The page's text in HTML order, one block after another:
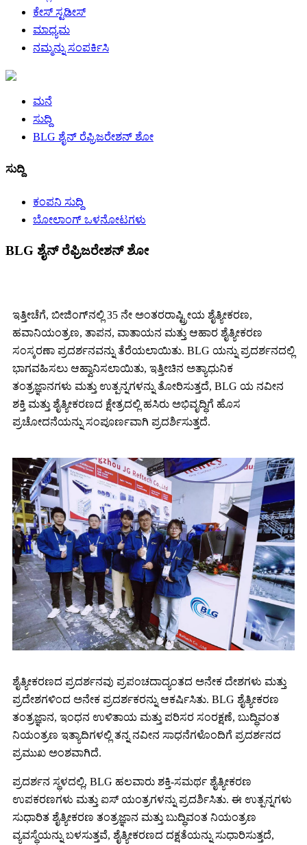
ಕೇಸ್ ಸ್ಟಡೀಸ್
ಮಾಧ್ಯಮ
ನಮ್ಮನ್ನು ಸಂಪರ್ಕಿಸಿ
ಮನೆ
ಸುದ್ದಿ
BLG ಶೈನ್ ರೆಫ್ರಿಜರೇಶನ್ ಶೋ
ಸುದ್ದಿ
ಕಂಪನಿ ಸುದ್ದಿ
ಬೋಲಾಂಗ್ ಒಳನೋಟಗಳು
BLG ಶೈನ್ ರೆಫ್ರಿಜರೇಶನ್ ಶೋ
ಇತ್ತೀಚೆಗೆ, ಬೀಜಿಂಗ್‌ನಲ್ಲಿ 35 ನೇ ಅಂತರರಾಷ್ಟ್ರೀಯ ಶೈತ್ಯೀಕರಣ,
ಹವಾನಿಯಂತ್ರಣ, ತಾಪನ, ವಾತಾಯನ ಮತ್ತು ಆಹಾರ ಶೈತ್ಯೀಕರಣ
ಸಂಸ್ಕರಣಾ ಪ್ರದರ್ಶನವನ್ನು ತೆರೆಯಲಾಯಿತು. BLG ಯನ್ನು ಪ್ರದರ್ಶನದಲ್ಲಿ
ಭಾಗವಹಿಸಲು ಆಹ್ವಾನಿಸಲಾಯಿತು, ಇತ್ತೀಚಿನ ಅತ್ಯಾಧುನಿಕ
ತಂತ್ರಜ್ಞಾನಗಳು ಮತ್ತು ಉತ್ಪನ್ನಗಳನ್ನು ತೋರಿಸುತ್ತದೆ, BLG ಯ ನವೀನ
ಶಕ್ತಿ ಮತ್ತು ಶೈತ್ಯೀಕರಣದ ಕ್ಷೇತ್ರದಲ್ಲಿ ಹಸಿರು ಅಭಿವೃದ್ಧಿಗೆ ಹೊಸ
ಪ್ರಚೋದನೆಯನ್ನು ಸಂಪೂರ್ಣವಾಗಿ ಪ್ರದರ್ಶಿಸುತ್ತದೆ.
ಶೈತ್ಯೀಕರಣದ ಪ್ರದರ್ಶನವು ಪ್ರಪಂಚದಾದ್ಯಂತದ ಅನೇಕ ದೇಶಗಳು ಮತ್ತು
ಪ್ರದೇಶಗಳಿಂದ ಅನೇಕ ಪ್ರದರ್ಶಕರನ್ನು ಆಕರ್ಷಿಸಿತು. BLG ಶೈತ್ಯೀಕರಣ
ತಂತ್ರಜ್ಞಾನ, ಇಂಧನ ಉಳಿತಾಯ ಮತ್ತು ಪರಿಸರ ಸಂರಕ್ಷಣೆ, ಬುದ್ಧಿವಂತ
ನಿಯಂತ್ರಣ ಇತ್ಯಾದಿಗಳಲ್ಲಿ ತನ್ನ ನವೀನ ಸಾಧನೆಗಳೊಂದಿಗೆ ಪ್ರದರ್ಶನದ
ಪ್ರಮುಖ ಅಂಶವಾಗಿದೆ.
ಪ್ರದರ್ಶನ ಸ್ಥಳದಲ್ಲಿ, BLG ಹಲವಾರು ಶಕ್ತಿ-ಸಮರ್ಥ ಶೈತ್ಯೀಕರಣ
ಉಪಕರಣಗಳು ಮತ್ತು ಐಸ್ ಯಂತ್ರಗಳನ್ನು ಪ್ರದರ್ಶಿಸಿತು. ಈ ಉತ್ಪನ್ನಗಳು
ಸುಧಾರಿತ ಶೈತ್ಯೀಕರಣ ತಂತ್ರಜ್ಞಾನ ಮತ್ತು ಬುದ್ಧಿವಂತ ನಿಯಂತ್ರಣ
ವ್ಯವಸ್ಥೆಯನ್ನು ಬಳಸುತ್ತವೆ, ಶೈತ್ಯೀಕರಣದ ದಕ್ಷತೆಯನ್ನು ಸುಧಾರಿಸುತ್ತದೆ,